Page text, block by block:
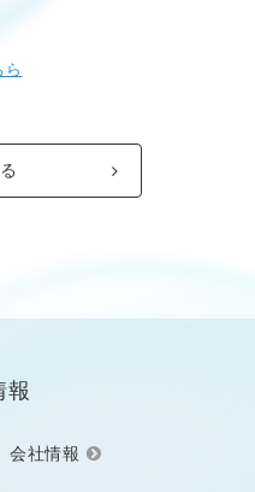
ら
報
会社情報